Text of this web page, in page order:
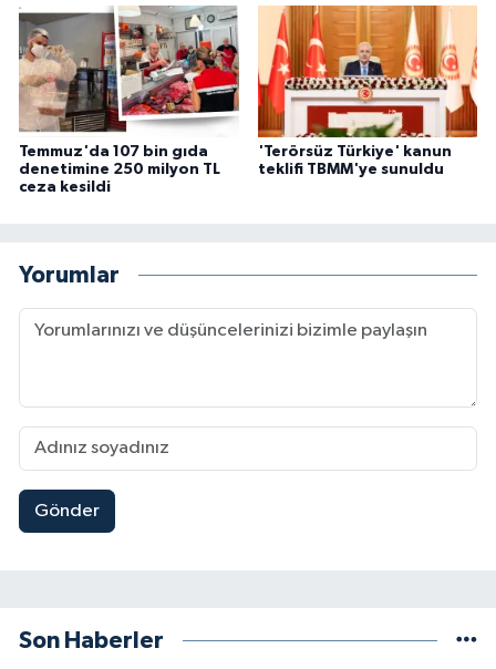
Temmuz'da 107 bin gıda
denetimine 250 milyon TL
ceza kesildi
'Terörsüz Türkiye' kanun
teklifi TBMM'ye sunuldu
Yorumlar
Gönder
Son Haberler